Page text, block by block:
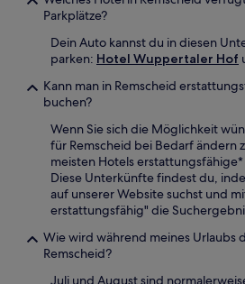
Parkplätze?
Dein Auto kannst du in diesen
parken: Hotel Wuppertaler Hof
Kann man in Remscheid
buchen?
Wenn Sie sich die Möglichkeit
für Remscheid bei Bedarf ändern
meisten Hotels erstattungsfähige*
Diese Unterkünfte findest du,
auf unserer Website suchst und
erstattungsfähig" die
Wie wird während meines Urlaubs
Remscheid?
Juli und August sind